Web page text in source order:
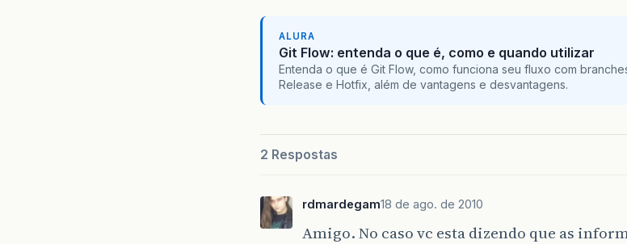
ALURA
Git Flow: entenda o que é, como e quando utilizar
Entenda o que é Git Flow, como funciona seu fluxo com
Release e Hotfix, além de vantagens e desvantagens.
2 Respostas
rdmardegam18 de ago. de 2010
Amigo. No caso vc esta dizendo que as